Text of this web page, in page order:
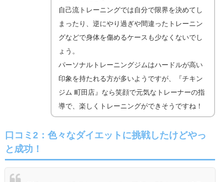
自己流トレーニングでは自分で限界を決めてし
まったり、逆にやり過ぎや間違ったトレーニン
グなどで身体を傷めるケースも少なくないでし
ょう。
パーソナルトレーニングジムはハードルが高い
印象を持たれる方が多いようですが、『チキン
ジム 町田店』なら笑顔で元気なトレーナーの指
導で、楽しくトレーニングができそうですね！
口コミ2：色々なダイエットに挑戦したけどやっ
と成功！